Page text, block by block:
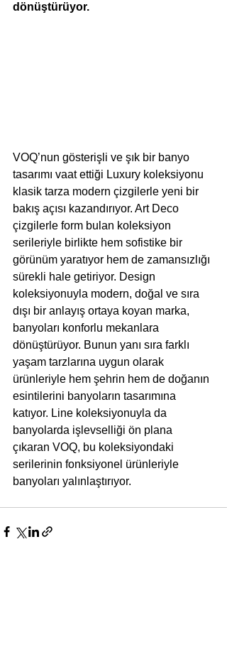
dönüştürüyor.
VOQ’nun gösterişli ve şık bir banyo
tasarımı vaat ettiği Luxury koleksiyonu
klasik tarza modern çizgilerle yeni bir
bakış açısı kazandırıyor. Art Deco
çizgilerle form bulan koleksiyon
serileriyle birlikte hem sofistike bir
görünüm yaratıyor hem de zamansızlığı
sürekli hale getiriyor. Design
koleksiyonuyla modern, doğal ve sıra
dışı bir anlayış ortaya koyan marka,
banyoları konforlu mekanlara
dönüştürüyor. Bunun yanı sıra farklı
yaşam tarzlarına uygun olarak
ürünleriyle hem şehrin hem de doğanın
esintilerini banyoların tasarımına
katıyor. Line koleksiyonuyla da
banyolarda işlevselliği ön plana
çıkaran VOQ, bu koleksiyondaki
serilerinin fonksiyonel ürünleriyle
banyoları yalınlaştırıyor.